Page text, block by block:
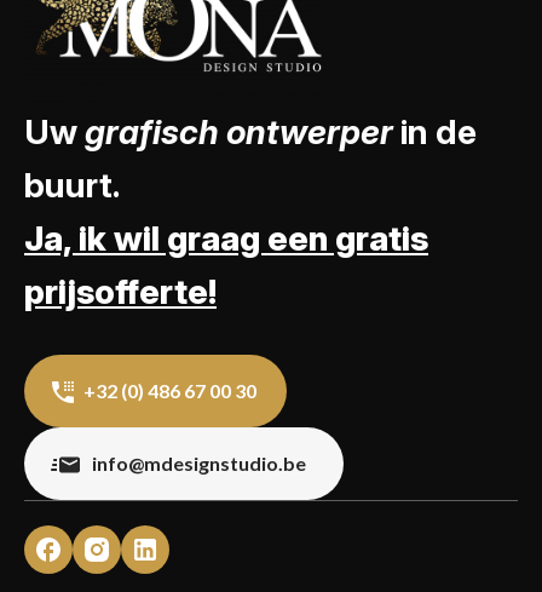
Uwgrafisch ontwerperin de
buurt.
Ja, ik wil graag een gratis
prijsofferte!
+32 (0) 486 67 00 30
info@mdesignstudio.be